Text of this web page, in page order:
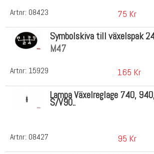
Artnr: 08423 75 Kr
Artnr: 15929
Symbolskiva till växelspak
M47
165 Kr
Artnr: 08427
Lampa Växelreglage 740,
S/V90..
95 Kr